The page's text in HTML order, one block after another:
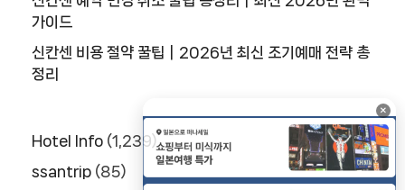
×
가이드
신칸센 비용 절약 꿀팁｜2026년 최신 조기예매 전략 총
정리
Hotel Info (1,239)
ssantrip (85)